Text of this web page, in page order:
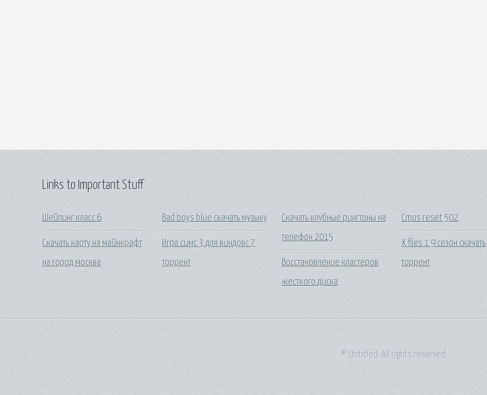
Links to Important Stuff
Шейпинг класс 6
Скачать карту на майнкрафт
на город москва
Bad boys blue скачать музыку
Игра симс 3 для виндовс 7
торрент
Скачать клубные рингтоны на
телефон 2015
Восстановление кластеров
жесткого диска
Cmos reset 502
X files 1 9 сезон скачать
торрент
© Untitled. All rights reserved.